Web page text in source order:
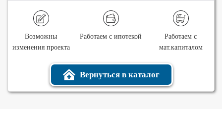
Возможны
изменения проекта
Работаем с ипотекой
Работаем с
мат.капиталом
Вернуться в каталог